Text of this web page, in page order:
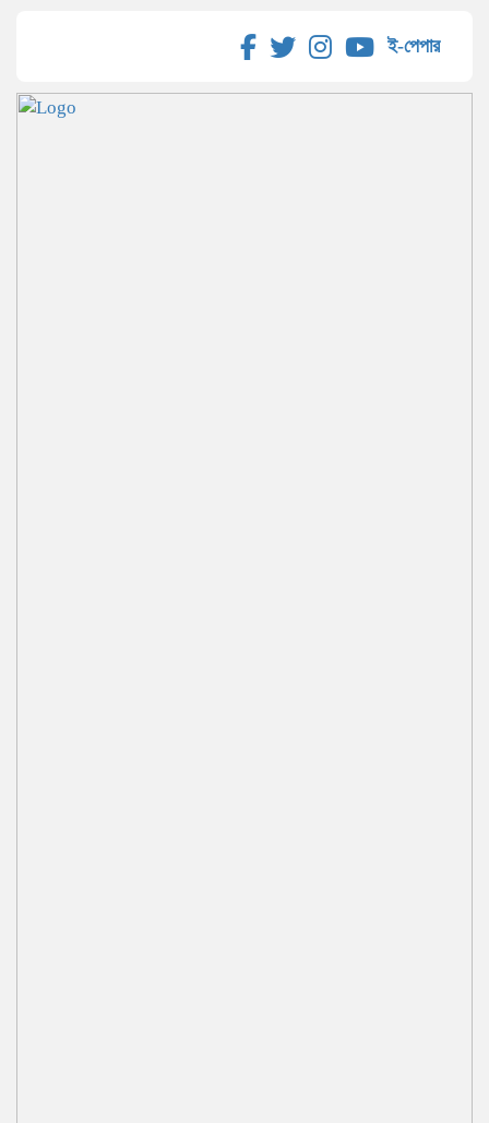
ই-পেপার